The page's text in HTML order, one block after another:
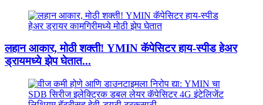
लहान आकार, मोठी शक्ती! YMIN कॅपेसिटर हाय-स्पीड हेअर
ड्रायमध्ये झेप घेतात...